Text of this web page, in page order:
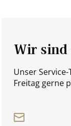
Wir sind
Unser
Freitag gerne